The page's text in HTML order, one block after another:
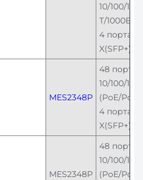
10/100/
T/
4 порта
X(SFP+)
MES2348P
48 портов
10/100/
(PoE/
4 порта
X(SFP+)
MES2348P
48 портов
10/100/
(PoE/